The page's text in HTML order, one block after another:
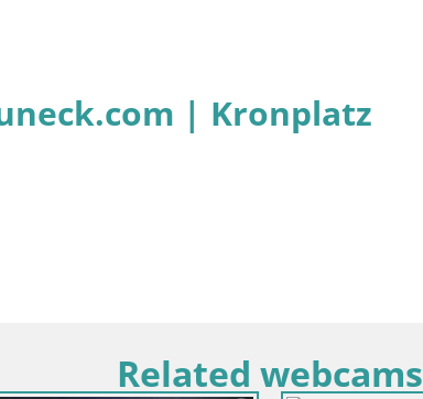
| Kronplatz
Related webcams